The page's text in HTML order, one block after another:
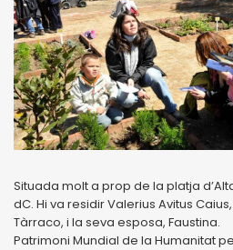
Situada molt a prop de la platja
dC. Hi va residir Valerius Avitus
Tàrraco, i la seva esposa, Faustina.
Patrimoni Mundial de la Humanitat